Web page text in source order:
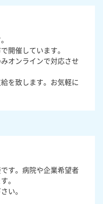
開催しています。
オンラインで対応させ
を致します。お気軽に
す。病院や企業希望者
。
い。